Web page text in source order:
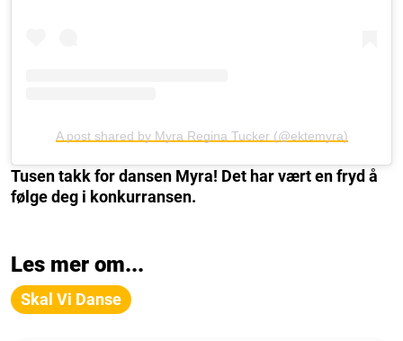
A post shared by Myra Regina Tucker (@ektemyra)
Tusen takk for dansen Myra! Det har vært en fryd å
følge deg i konkurransen.
Les mer om...
Skal Vi Danse